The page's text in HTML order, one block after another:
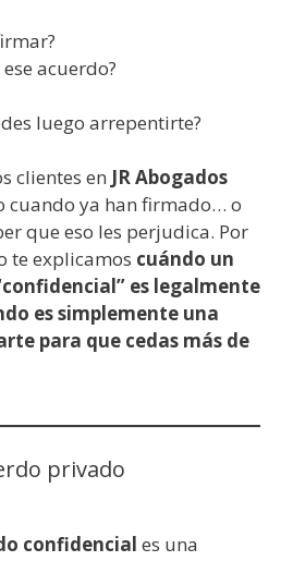
acuerdo?
luego arrepentirte?
clientes en JR Abogados
cuando ya han firmado… o
que eso les perjudica. Por
te explicamos cuándo un
es legalmente
es simplemente una
para que cedas más de
privado
confidencial es una